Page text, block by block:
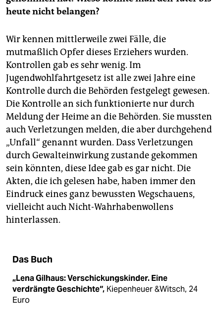
heute nicht belangen?
Wir kennen mittlerweile zwei Fälle, die
mutmaßlich Opfer dieses Erziehers wurden.
Kontrollen gab es sehr wenig. Im
Jugendwohlfahrtgesetz ist alle zwei Jahre eine
Kontrolle durch die Behörden festgelegt gewesen.
Die Kon­trolle an sich funktionierte nur durch
Meldung der Heime an die Behörden. Sie mussten
auch Verletzungen melden, die aber durchgehend
„Unfall“ genannt wurden. Dass Verletzungen
durch Gewalteinwirkung zustande gekommen
sein könnten, diese Idee gab es gar nicht. Die
Akten, die ich gelesen habe, haben immer den
Eindruck eines ganz bewussten Wegschauens,
vielleicht auch Nicht-Wahrhabenwollens
hinterlassen.
Das Buch
„Lena Gilhaus: Verschickungskinder. Eine
verdrängte Geschichte“, Kiepenheuer &Witsch, 24
Euro